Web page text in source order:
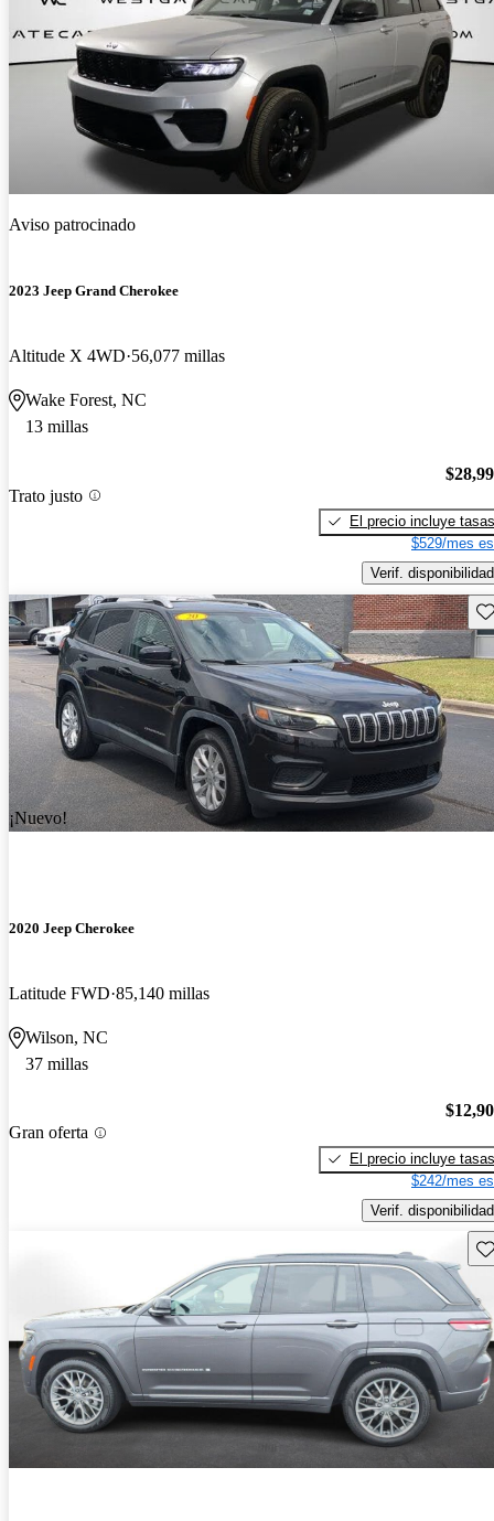
Aviso patrocinado
2023 Jeep Grand Cherokee
Altitude X 4WD 56,077 millas
Wake Forest, NC
13 millas
Trato justo
El precio incluye tasas
$529/mes
Verif. disponibilidad
¡Nuevo!
2020 Jeep Cherokee
Latitude FWD 85,140 millas
Wilson, NC
37 millas
Gran oferta
El precio incluye tasas
$242/mes
Verif. disponibilidad